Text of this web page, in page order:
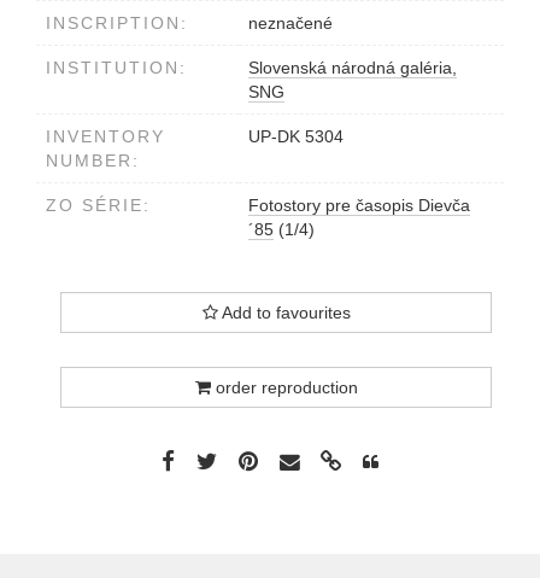
INSCRIPTION: neznačené
INSTITUTION:
Slovenská národná galéria,
SNG
INVENTORY
NUMBER:
UP-DK 5304
ZO SÉRIE:
Fotostory pre časopis Dievča
´85 (1/4)
Add to favourites
order reproduction